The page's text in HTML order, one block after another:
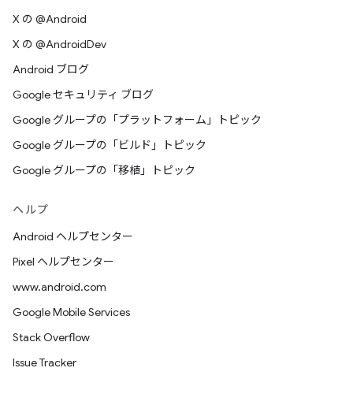
X の @Android
X の @AndroidDev
Android ブログ
Google セキュリティ ブログ
Google グループの「プラットフォーム」トピック
Google グループの「ビルド」トピック
Google グループの「移植」トピック
ヘルプ
Android ヘルプセンター
Pixel ヘルプセンター
www.android.com
Google Mobile Services
Stack Overflow
Issue Tracker